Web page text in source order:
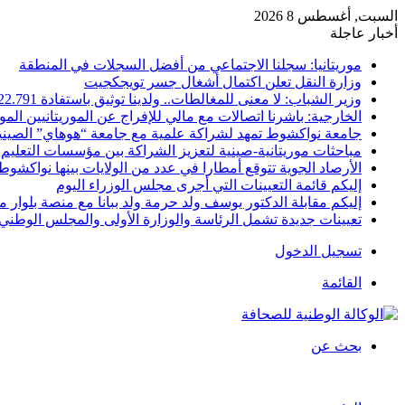
السبت, أغسطس 8 2026
أخبار عاجلة
موريتانيا: سجلنا الاجتماعي من أفضل السجلات في المنطقة
وزارة النقل تعلن اكتمال أشغال جسر تويجكجيت
وزير الشباب: لا معنى للمغالطات.. ولدينا توثيق باستفادة 22.791
الخارجية: باشرنا اتصالات مع مالي للإفراج عن الموريتانيين
جامعة نواكشوط تمهد لشراكة علمية مع جامعة “هوهاي”
مباحثات موريتانية-صينية لتعزيز الشراكة بين مؤسسات التعليم
الأرصاد الجوية تتوقع أمطارا في عدد من الولايات بينها
إليكم قائمة التعيينات التي أجرى مجلس الوزراء اليوم
إليكم مقابلة الدكتور يوسف ولد حرمة ولد ببانا مع منصة بلوار
تعيينات جديدة تشمل الرئاسة والوزارة الأولى والمجلس
تسجيل الدخول
القائمة
بحث عن